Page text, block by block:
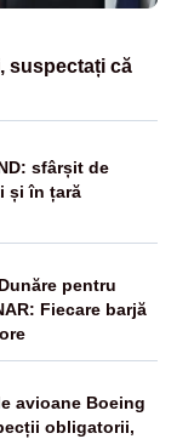
suspectați că
sfârșit de
și în țară
pentru
Fiecare barjă
avioane Boeing
obligatorii,